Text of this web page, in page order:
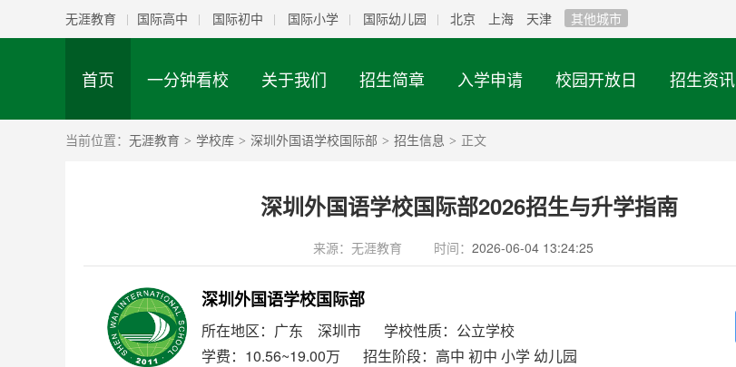
无涯教育 国际高中 国际初中 国际小学 国际幼儿园 北京 上海 天津 其他城市
首页 一分钟看校 关于我们 招生简章 入学申请 校园开放日 招生资讯
当前位置： 无涯教育 > 学校库 > 深圳外国语学校国际部 > 招生信息 > 正文
深圳外国语学校国际部2026招生与升学指南
来源： 无涯教育 时间： 2026-06-04 13:24:25
深圳外国语学校国际部
所在地区：广东 深圳市
学校性质：公立学校
学费：10.56~19.00万
招生阶段：高中 初中 小学 幼儿园